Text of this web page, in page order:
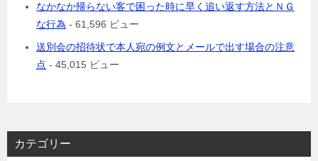
なかなか帰らない客で困った時に早く追い返す方法とＮＧ
な行為 - 61,596 ビュー
送別会の招待状で本人宛の例文とメールで出す場合の注意
点 - 45,015 ビュー
カテゴリー